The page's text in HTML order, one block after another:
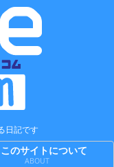
日記です
のサイトについて
ABOUT